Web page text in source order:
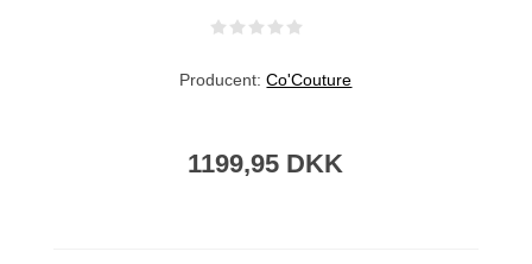
Producent: Co'Couture
1199,95 DKK